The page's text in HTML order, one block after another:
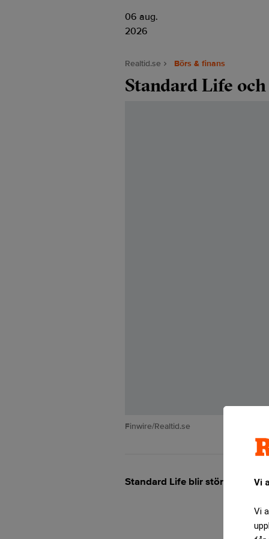
Vi
Vi
06 aug.
2026
Realtid.se Börs & finans
Standard Life
Finwire/Realtid.se
Standard Life blir största